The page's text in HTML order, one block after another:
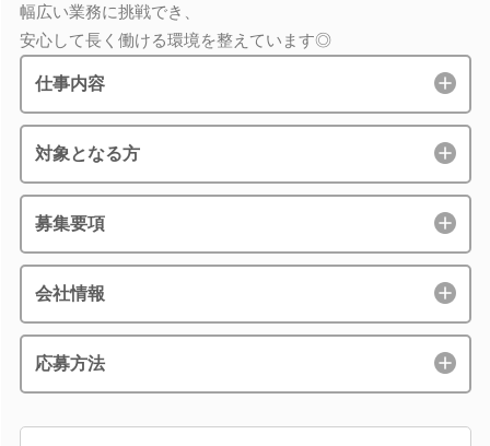
幅広い業務に挑戦でき、
安心して長く働ける環境を整えています◎
仕事内容
対象となる方
募集要項
会社情報
応募方法